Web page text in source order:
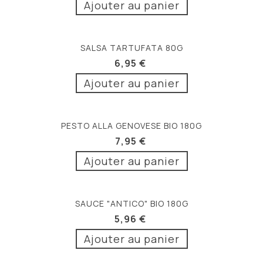
Ajouter au panier
SALSA TARTUFATA 80G
6,95 €
Ajouter au panier
PESTO ALLA GENOVESE BIO 180G
7,95 €
Ajouter au panier
SAUCE "ANTICO" BIO 180G
5,96 €
Ajouter au panier